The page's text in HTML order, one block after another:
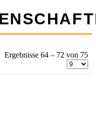
Ergebnisse 64 – 72 von 75